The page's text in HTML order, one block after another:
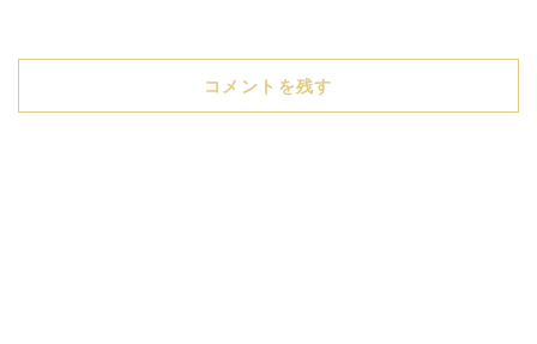
コメントを残す